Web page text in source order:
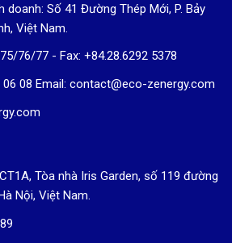
doanh: Số 41 Đường Thép Mới, P. Bảy
Việt Nam.
76/77 - Fax: +84.28.6292 5378
08 Email: contact@eco-zenergy.com
Tòa nhà Iris Garden, số 119 đường
Nội, Việt Nam.